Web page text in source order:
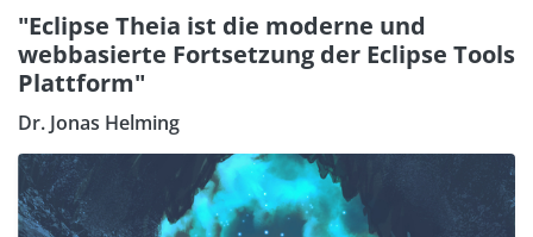
"Eclipse Theia ist die moderne und
webbasierte Fortsetzung der Eclipse Tools
Plattform"
Dr. Jonas Helming